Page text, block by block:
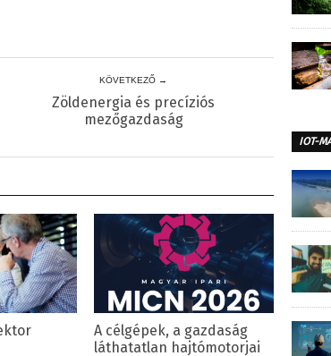
KÖVETKEZŐ →
Zöldenergia és precíziós
mezőgazdaság
A célgépek, a gazdaság
láthatatlan hajtómotorjai
IOT-